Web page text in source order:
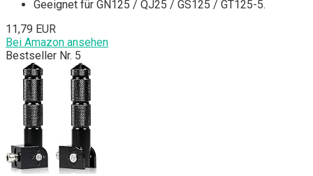
Geeignet für GN125 / QJ25 / GS125 / GT125-5.
11,79 EUR
Bei Amazon ansehen
Bestseller Nr. 5